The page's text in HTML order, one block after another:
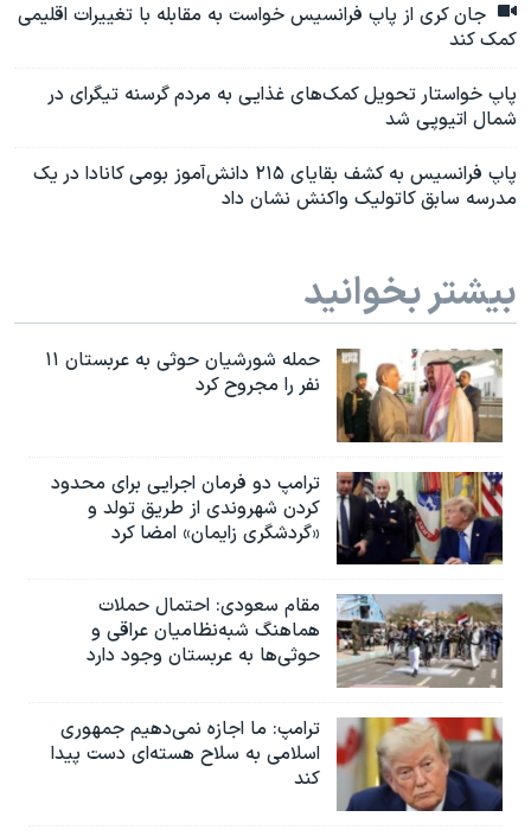
جان کری از پاپ فرانسیس خواست به مقابله با تغییرات اقلیمی
کمک کند
پاپ خواستار تحویل کمک‌های غذایی به مردم گرسنه تیگرای در
شمال اتیوپی شد
پاپ فرانسیس به کشف بقایای ۲۱۵ دانش‌آموز بومی کانادا در یک
مدرسه سابق کاتولیک واکنش نشان داد
بیشتر بخوانید
حمله شورشیان حوثی به عربستان ۱۱
نفر را مجروح کرد
ترامپ دو فرمان اجرایی برای محدود
کردن شهروندی از طریق تولد و
«گردشگری زایمان» امضا کرد
مقام سعودی: احتمال حملات
هماهنگ شبه‌نظامیان عراقی و
حوثی‌ها به عربستان وجود دارد
ترامپ: ما اجازه نمی‌دهیم جمهوری
اسلامی به سلاح هسته‌ای دست پیدا
کند